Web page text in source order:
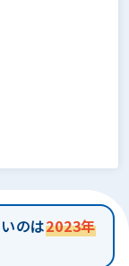
のは2023年